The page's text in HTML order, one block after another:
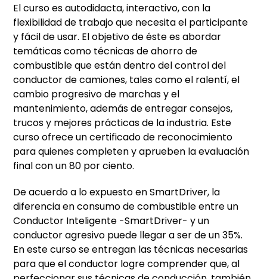
El curso es autodidacta, interactivo, con la
flexibilidad de trabajo que necesita el participante
y fácil de usar. El objetivo de éste es abordar
temáticas como técnicas de ahorro de
combustible que están dentro del control del
conductor de camiones, tales como el ralentí, el
cambio progresivo de marchas y el
mantenimiento, además de entregar consejos,
trucos y mejores prácticas de la industria. Este
curso ofrece un certificado de reconocimiento
para quienes completen y aprueben la evaluación
final con un 80 por ciento.
De acuerdo a lo expuesto en SmartDriver, la
diferencia en consumo de combustible entre un
Conductor Inteligente -SmartDriver- y un
conductor agresivo puede llegar a ser de un 35%.
En este curso se entregan las técnicas necesarias
para que el conductor logre comprender que, al